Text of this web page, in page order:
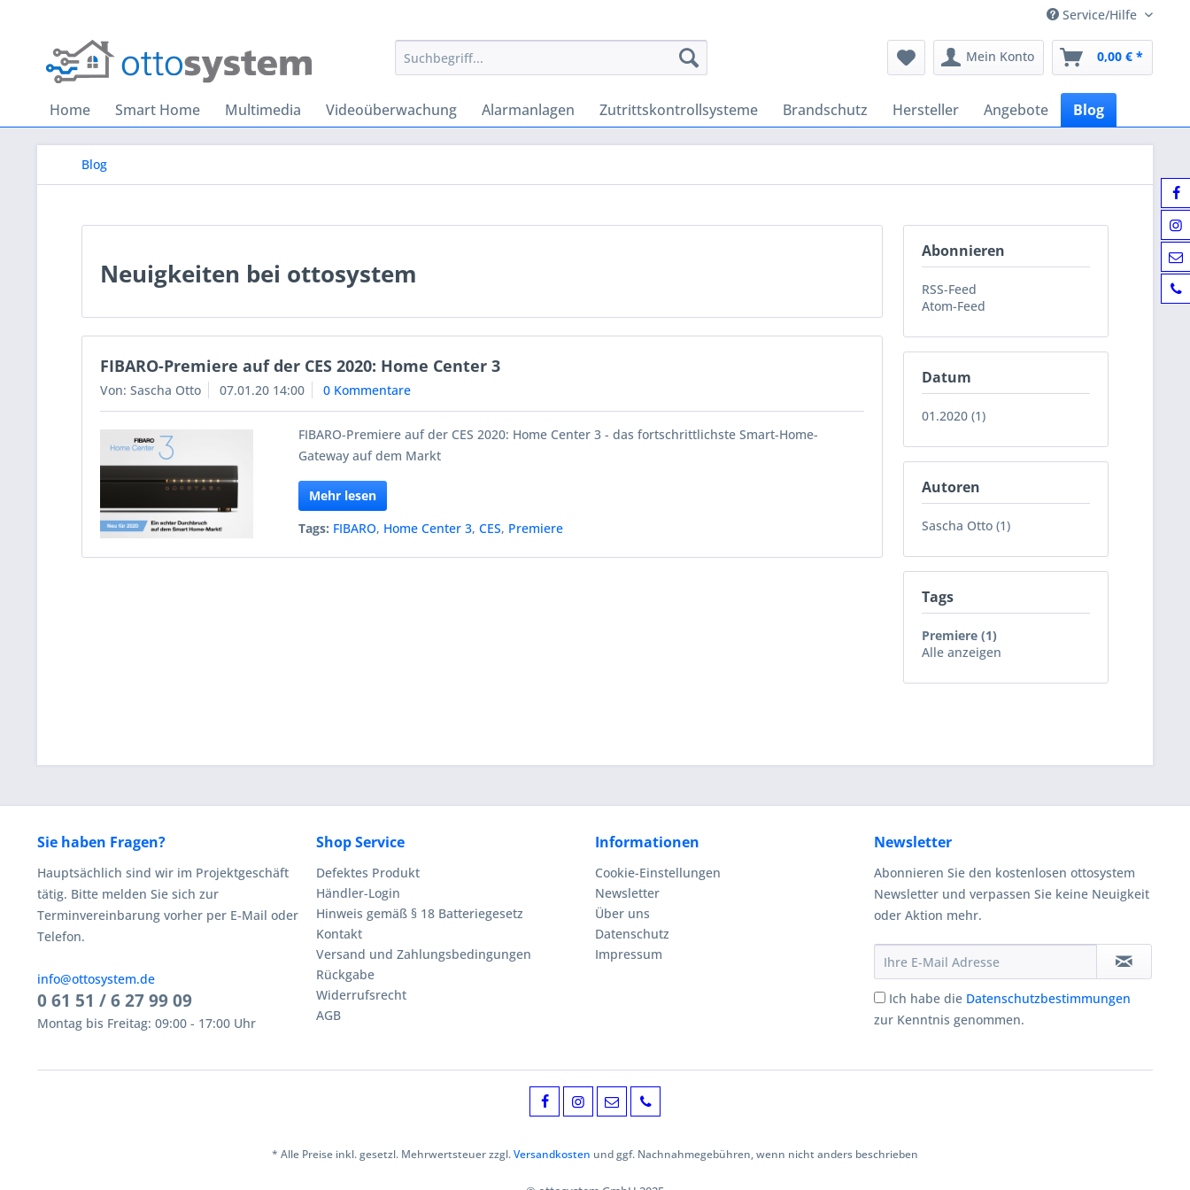
Service/Hilfe
Mein Konto 0,00 € *
Home Smart Home Multimedia Videoüberwachung Alarmanlagen Zutrittskontrollsysteme Brandschutz Hersteller Angebote Blog
Blog
Abonnieren
RSS-Feed
Atom-Feed
Datum
01.2020 (1)
Autoren
Sascha Otto (1)
Tags
Premiere (1)
Alle anzeigen
Neuigkeiten bei ottosystem
FIBARO-Premiere auf der CES 2020: Home Center 3
Von: Sascha Otto 07.01.20 14:00 0 Kommentare
FIBARO-Premiere auf der CES 2020: Home Center 3 - das fortschrittlichste Smart-Home-
Gateway auf dem Markt
Mehr lesen
Tags: FIBARO, Home Center 3,CES, Premiere
Sie haben Fragen?
Hauptsächlich sind wir im Projektgeschäft
tätig. Bitte melden Sie sich zur
Terminvereinbarung vorher per E-Mail oder
Telefon.
info@ottosystem.de
0 61 51 / 6 27 99 09
Montag bis Freitag: 09:00 - 17:00 Uhr
Shop Service
Defektes Produkt
Händler-Login
Hinweis gemäß § 18 Batteriegesetz
Kontakt
Versand und Zahlungsbedingungen
Rückgabe
Widerrufsrecht
AGB
Informationen
Cookie-Einstellungen
Newsletter
Über uns
Datenschutz
Impressum
Newsletter
Abonnieren Sie den kostenlosen ottosystem
Newsletter und verpassen Sie keine Neuigkeit
oder Aktion mehr.
Ich habe die Datenschutzbestimmungen
zur Kenntnis genommen.
* Alle Preise inkl. gesetzl. Mehrwertsteuer zzgl.Versandkosten und ggf. Nachnahmegebühren, wenn nicht anders beschrieben